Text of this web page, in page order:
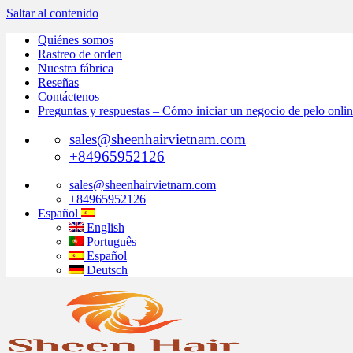
Saltar al contenido
Quiénes somos
Rastreo de orden
Nuestra fábrica
Reseñas
Contáctenos
Preguntas y respuestas – Cómo iniciar un negocio de pelo
sales@sheenhairvietnam.com
+84965952126
sales@sheenhairvietnam.com
+84965952126
Español
English
Português
Español
Deutsch